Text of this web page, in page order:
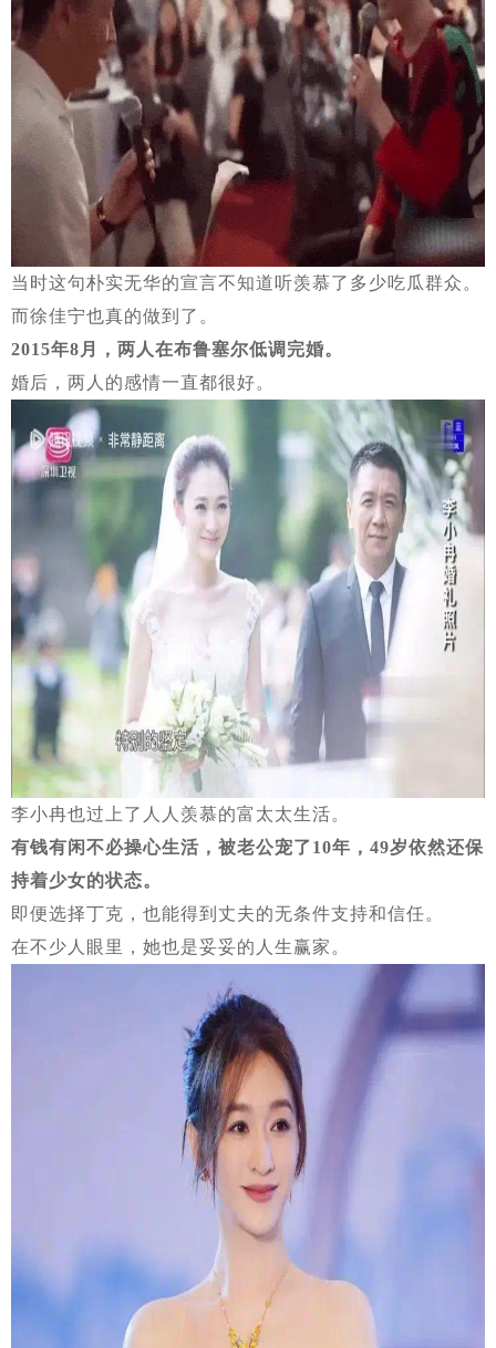
当时这句朴实无华的宣言不知道听羡慕了多少吃瓜群众。
而徐佳宁也真的做到了。
2015年8月，两人在布鲁塞尔低调完婚。
婚后，两人的感情一直都很好。
李小冉也过上了人人羡慕的富太太生活。
有钱有闲不必操心生活，被老公宠了10年，49岁依然还保
持着少女的状态。
即便选择丁克，也能得到丈夫的无条件支持和信任。
在不少人眼里，她也是妥妥的人生赢家。